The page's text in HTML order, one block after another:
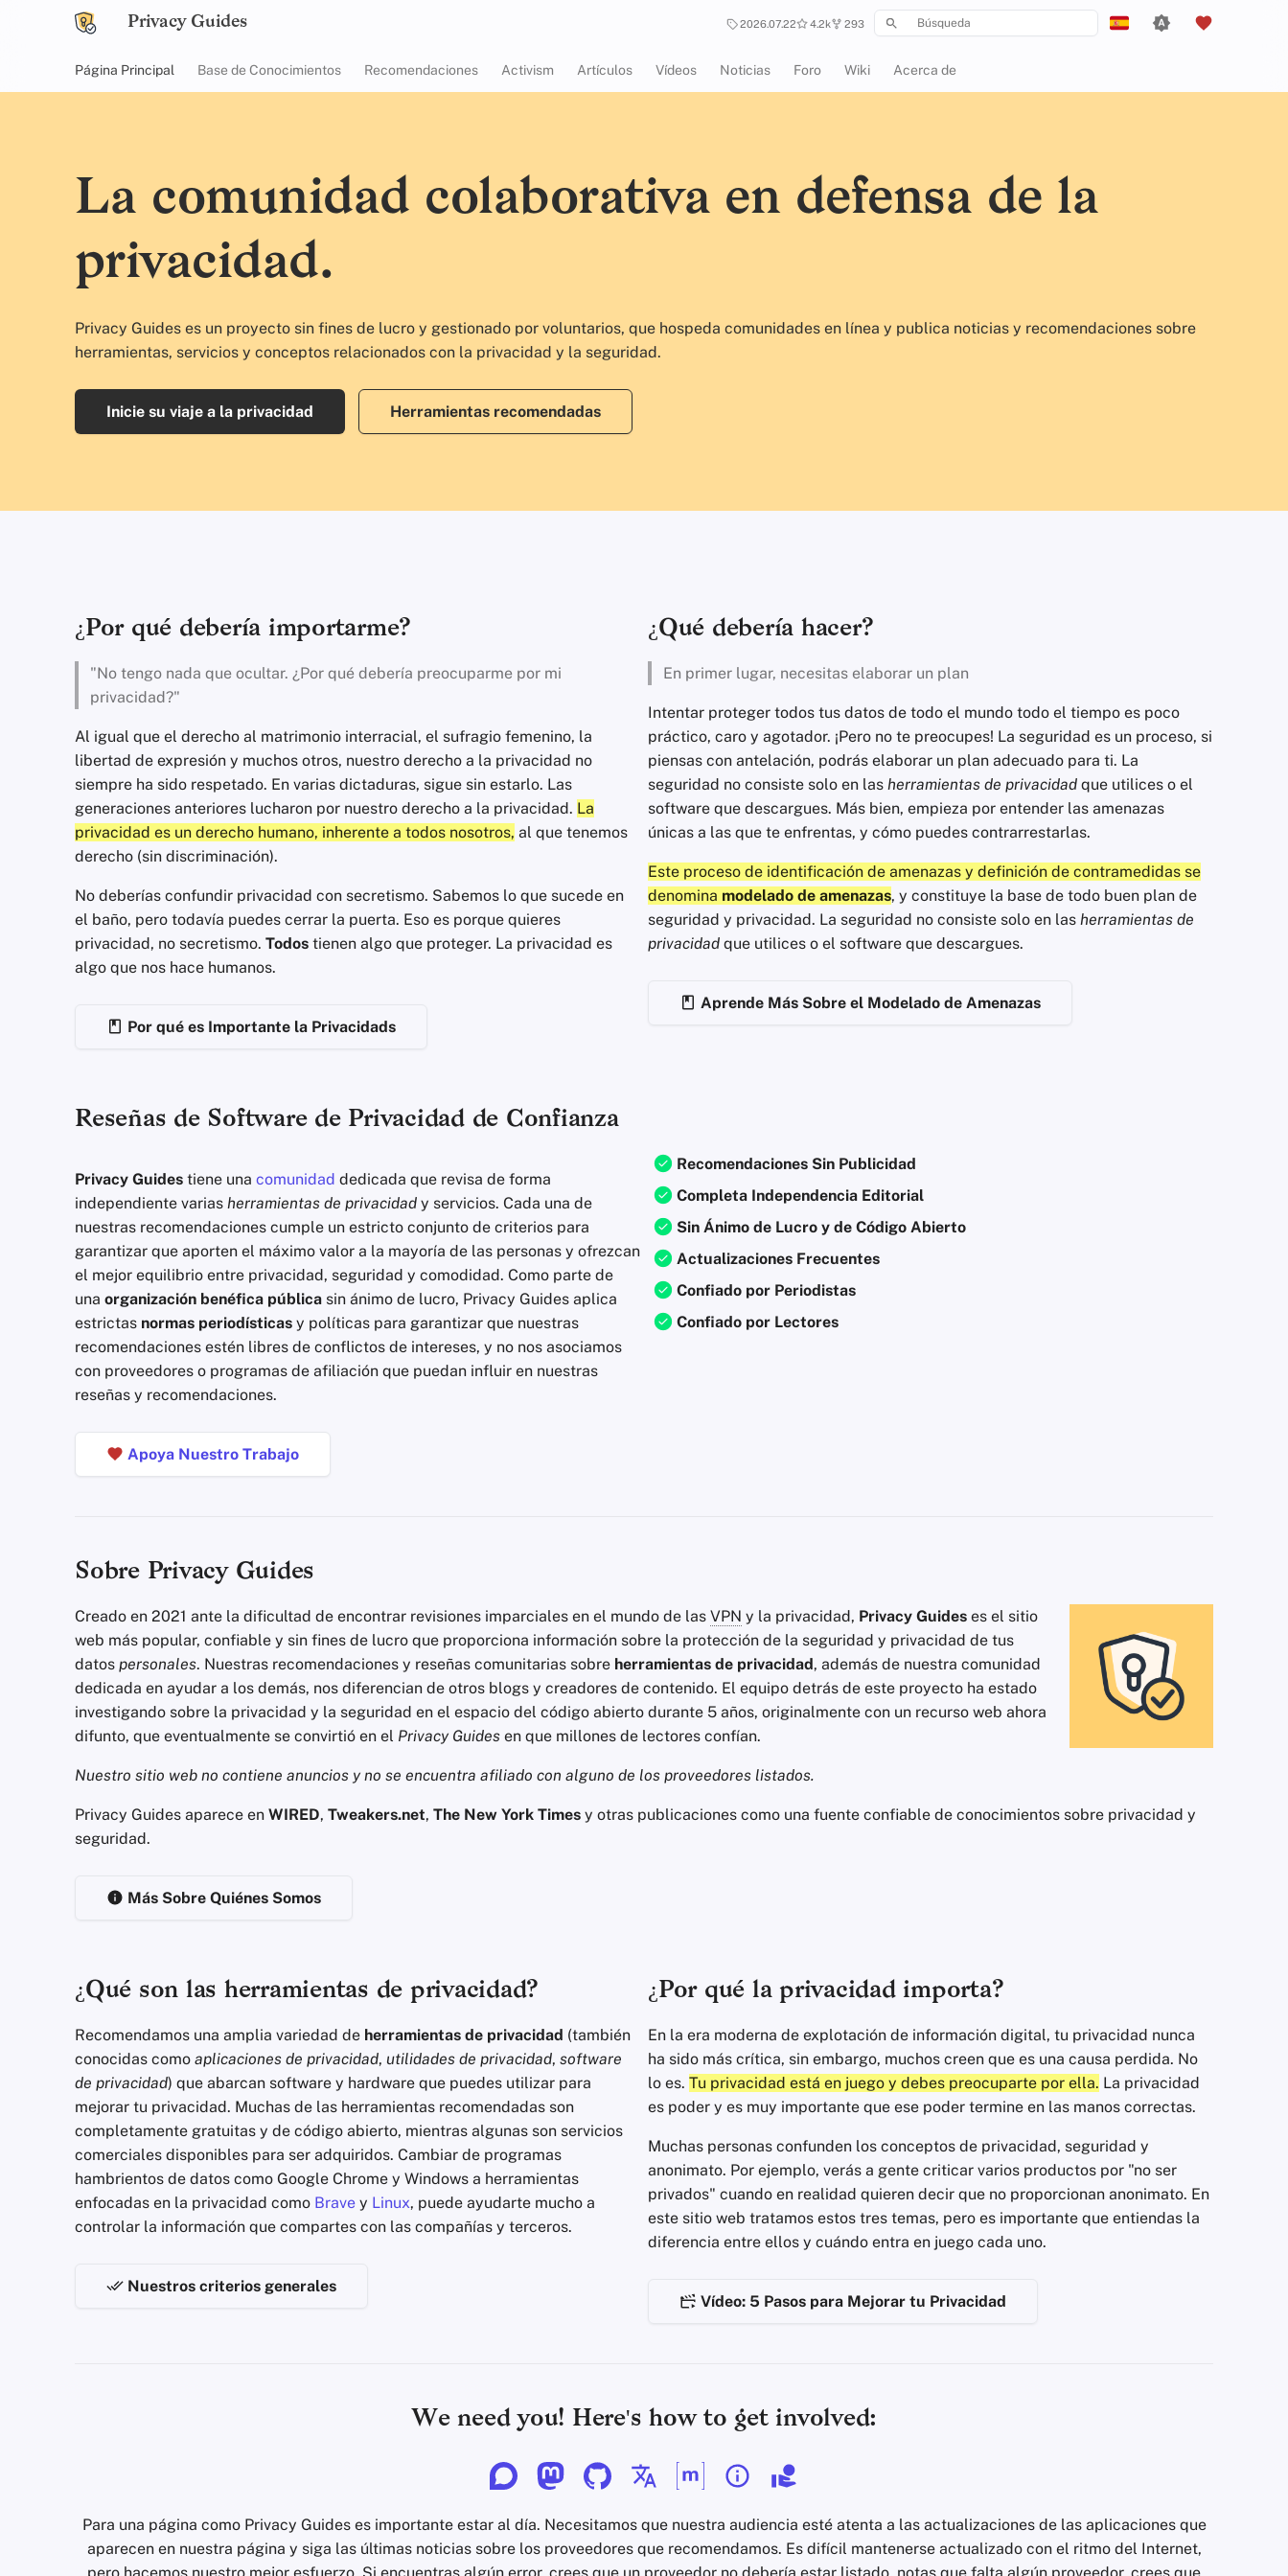
Privacy Guides 2026.07.22 4.2k 293
Italiano
Página Principal Base de Conocimientos Recomendaciones Activism Artículos Vídeos Noticias Foro Wiki Acerca de
La comunidad colaborativa en defensa de la
privacidad.
Privacy Guides es un proyecto sin fines de lucro y gestionado por voluntarios, que hospeda comunidades en línea y publica noticias y recomendaciones sobre
herramientas, servicios y conceptos relacionados con la privacidad y la seguridad.
Inicie su viaje a la privacidad Herramientas recomendadas
¿Por qué debería importarme?
"No tengo nada que ocultar. ¿Por qué debería preocuparme por mi
privacidad?"
Al igual que el derecho al matrimonio interracial, el sufragio femenino, la
libertad de expresión y muchos otros, nuestro derecho a la privacidad no
siempre ha sido respetado. En varias dictaduras, sigue sin estarlo. Las
generaciones anteriores lucharon por nuestro derecho a la privacidad. La
privacidad es un derecho humano, inherente a todos nosotros, al que tenemos
derecho (sin discriminación).
No deberías confundir privacidad con secretismo. Sabemos lo que sucede en
el baño, pero todavía puedes cerrar la puerta. Eso es porque quieres
privacidad, no secretismo. Todos tienen algo que proteger. La privacidad es
algo que nos hace humanos.
Por qué es Importante la Privacidads
¿Qué debería hacer?
En primer lugar, necesitas elaborar un plan
Intentar proteger todos tus datos de todo el mundo todo el tiempo es poco
práctico, caro y agotador. ¡Pero no te preocupes! La seguridad es un proceso, si
piensas con antelación, podrás elaborar un plan adecuado para ti. La
seguridad no consiste solo en las herramientas de privacidad que utilices o el
software que descargues. Más bien, empieza por entender las amenazas
únicas a las que te enfrentas, y cómo puedes contrarrestarlas.
Este proceso de identificación de amenazas y definición de contramedidas se
denomina modelado de amenazas, y constituye la base de todo buen plan de
seguridad y privacidad. La seguridad no consiste solo en las herramientas de
privacidad que utilices o el software que descargues.
Aprende Más Sobre el Modelado de Amenazas
Reseñas de Software de Privacidad de Confianza
Privacy Guides tiene una comunidad dedicada que revisa de forma
independiente varias herramientas de privacidad y servicios. Cada una de
nuestras recomendaciones cumple un estricto conjunto de criterios para
garantizar que aporten el máximo valor a la mayoría de las personas y ofrezcan
el mejor equilibrio entre privacidad, seguridad y comodidad. Como parte de
una organización benéfica pública sin ánimo de lucro, Privacy Guides aplica
estrictas normas periodísticas y políticas para garantizar que nuestras
recomendaciones estén libres de conflictos de intereses, y no nos asociamos
con proveedores o programas de afiliación que puedan influir en nuestras
reseñas y recomendaciones.
Apoya Nuestro Trabajo
Recomendaciones Sin Publicidad
Completa Independencia Editorial
Sin Ánimo de Lucro y de Código Abierto
Actualizaciones Frecuentes
Confiado por Periodistas
Confiado por Lectores
Sobre Privacy Guides
Creado en 2021 ante la dificultad de encontrar revisiones imparciales en el mundo de las VPN y la privacidad, Privacy Guides es el sitio
web más popular, confiable y sin fines de lucro que proporciona información sobre la protección de la seguridad y privacidad de tus
datos personales. Nuestras recomendaciones y reseñas comunitarias sobre herramientas de privacidad, además de nuestra comunidad
dedicada en ayudar a los demás, nos diferencian de otros blogs y creadores de contenido. El equipo detrás de este proyecto ha estado
investigando sobre la privacidad y la seguridad en el espacio del código abierto durante 5 años, originalmente con un recurso web ahora
difunto, que eventualmente se convirtió en el Privacy Guides en que millones de lectores confían.
Nuestro sitio web no contiene anuncios y no se encuentra afiliado con alguno de los proveedores listados.
Privacy Guides aparece en WIRED, Tweakers.net, The New York Times y otras publicaciones como una fuente confiable de conocimientos sobre privacidad y
seguridad.
Más Sobre Quiénes Somos
¿Qué son las herramientas de privacidad?
Recomendamos una amplia variedad de herramientas de privacidad (también
conocidas como aplicaciones de privacidad, utilidades de privacidad, software
de privacidad) que abarcan software y hardware que puedes utilizar para
mejorar tu privacidad. Muchas de las herramientas recomendadas son
completamente gratuitas y de código abierto, mientras algunas son servicios
comerciales disponibles para ser adquiridos. Cambiar de programas
hambrientos de datos como Google Chrome y Windows a herramientas
enfocadas en la privacidad como Brave y Linux, puede ayudarte mucho a
controlar la información que compartes con las compañías y terceros.
Nuestros criterios generales
¿Por qué la privacidad importa?
En la era moderna de explotación de información digital, tu privacidad nunca
ha sido más crítica, sin embargo, muchos creen que es una causa perdida. No
lo es. Tu privacidad está en juego y debes preocuparte por ella. La privacidad
es poder y es muy importante que ese poder termine en las manos correctas.
Muchas personas confunden los conceptos de privacidad, seguridad y
anonimato. Por ejemplo, verás a gente criticar varios productos por "no ser
privados" cuando en realidad quieren decir que no proporcionan anonimato. En
este sitio web tratamos estos tres temas, pero es importante que entiendas la
diferencia entre ellos y cuándo entra en juego cada uno.
Vídeo: 5 Pasos para Mejorar tu Privacidad
We need you! Here's how to get involved:
Para una página como Privacy Guides es importante estar al día. Necesitamos que nuestra audiencia esté atenta a las actualizaciones de las aplicaciones que
aparecen en nuestra página y siga las últimas noticias sobre los proveedores que recomendamos. Es difícil mantenerse actualizado con el ritmo del Internet,